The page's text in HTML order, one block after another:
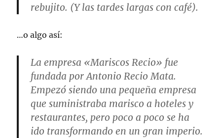
rebujito. (Y las tardes largas con café).
…o algo así:
La empresa «Mariscos Recio» fue
fundada por Antonio Recio Mata.
Empezó siendo una pequeña empresa
que suministraba marisco a hoteles y
restaurantes, pero poco a poco se ha
ido transformando en un gran imperio.